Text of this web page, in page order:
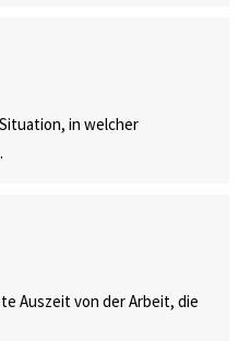
in welcher
Auszeit von der Arbeit, die